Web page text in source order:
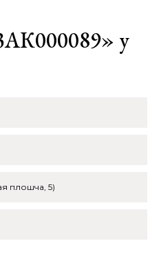
у
плошча, 5)